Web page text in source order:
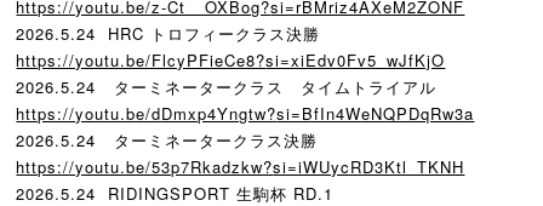
https://youtu.be/z-Ct__OXBog?si=rBMriz4AXeM2ZONF
2026.5.24 HRC トロフィークラス決勝
https://youtu.be/FlcyPFieCe8?si=xiEdv0Fv5_wJfKjO
2026.5.24 ターミネータークラス タイムトライアル
https://youtu.be/dDmxp4Yngtw?si=BfIn4WeNQPDqRw3a
2026.5.24 ターミネータークラス決勝
https://youtu.be/53p7Rkadzkw?si=iWUycRD3Ktl_TKNH
2026.5.24 RIDINGSPORT 生駒杯 RD.1